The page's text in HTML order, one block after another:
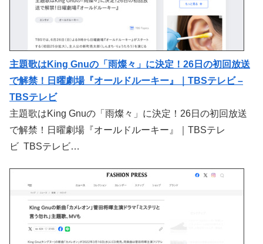
主題歌はKing Gnuの「雨燦々」に決定！26日の初回放送
で解禁！日曜劇場『オールドルーキー』｜TBSテレビ –
TBSテレビ
主題歌はKing Gnuの「雨燦々」に決定！26日の初回放送
で解禁！日曜劇場『オールドルーキー』｜TBSテレ
ビ TBSテレビ…